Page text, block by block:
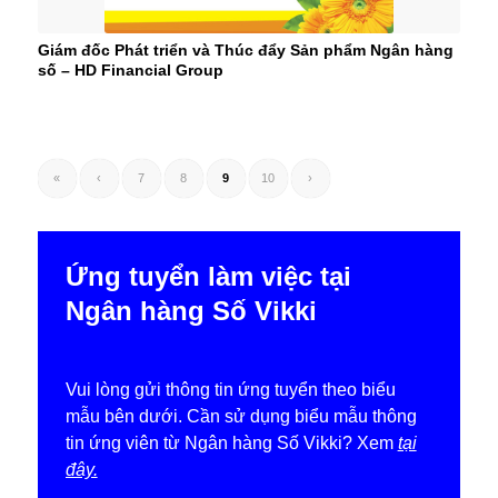
Giám đốc Phát triển và Thúc đẩy Sản phẩm Ngân hàng
số – HD Financial Group
« ‹ 7 8 9 10 ›
Ứng tuyển làm việc tại
Ngân hàng Số Vikki
Vui lòng gửi thông tin ứng tuyển theo biểu
mẫu bên dưới. Cần sử dụng biểu mẫu thông
tin ứng viên từ Ngân hàng Số Vikki? Xem tại
đây.